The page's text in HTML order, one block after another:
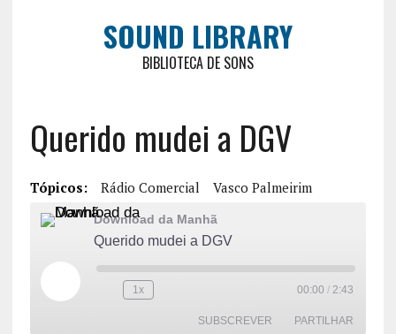
SOUND LIBRARY
BIBLIOTECA DE SONS
Querido mudei a DGV
Tópicos: Rádio Comercial Vasco Palmeirim
Download da Manhã
Querido mudei a DGV
1x 00:00 / 2:43
SUBSCREVER PARTILHAR